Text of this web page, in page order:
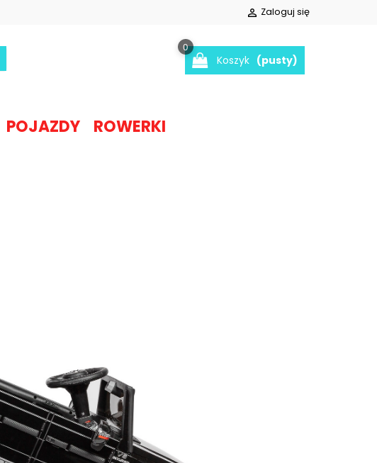
 Zaloguj się
Koszyk
0
(pusty)
POJAZDY
ROWERKI
Jak przygotować dziecko
na kolonie lub obóz:
Poradnik dla rodziców